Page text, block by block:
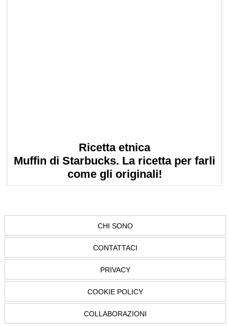
Ricetta etnica
Muffin di Starbucks. La ricetta per farli
come gli originali!
CHI SONO
CONTATTACI
PRIVACY
COOKIE POLICY
COLLABORAZIONI